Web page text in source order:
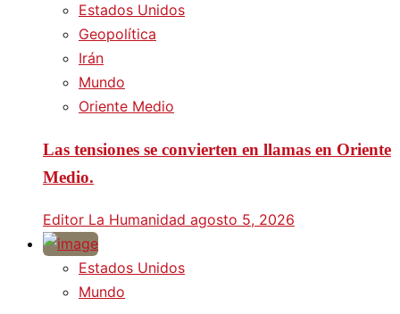
Estados Unidos
Geopolítica
Irán
Mundo
Oriente Medio
Las tensiones se convierten en llamas en Oriente
Medio.
Editor La Humanidad agosto 5, 2026
Estados Unidos
Mundo